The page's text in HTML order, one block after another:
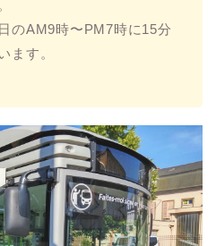
のAM9時〜PM7時に15分
ます。